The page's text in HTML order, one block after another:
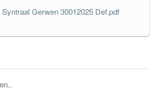
Gerwen 30012025 Def.pdf